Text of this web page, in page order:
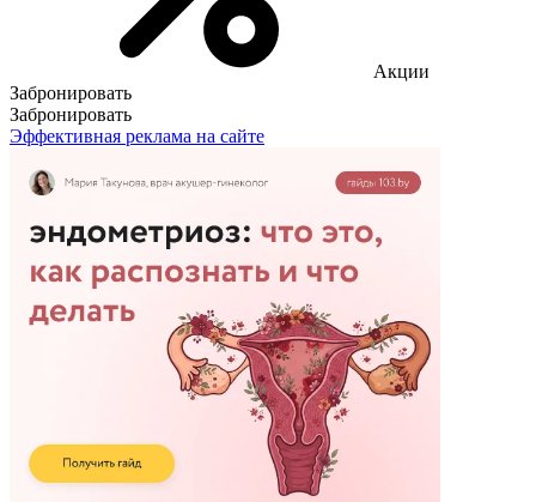
Акции
Забронировать
Забронировать
Эффективная реклама на сайте